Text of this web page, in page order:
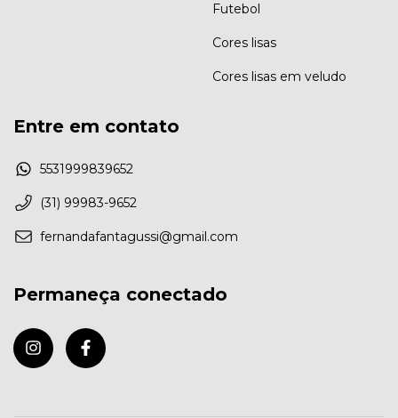
Futebol
Cores lisas
Cores lisas em veludo
Entre em contato
5531999839652
(31) 99983-9652
fernandafantagussi@gmail.com
Permaneça conectado